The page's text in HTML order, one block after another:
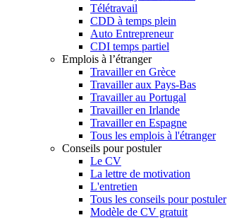
Télétravail
CDD à temps plein
Auto Entrepreneur
CDI temps partiel
Emplois à l’étranger
Travailler en Grèce
Travailler aux Pays-Bas
Travailler au Portugal
Travailler en Irlande
Travailler en Espagne
Tous les emplois à l'étranger
Conseils pour postuler
Le CV
La lettre de motivation
L'entretien
Tous les conseils pour postuler
Modèle de CV gratuit